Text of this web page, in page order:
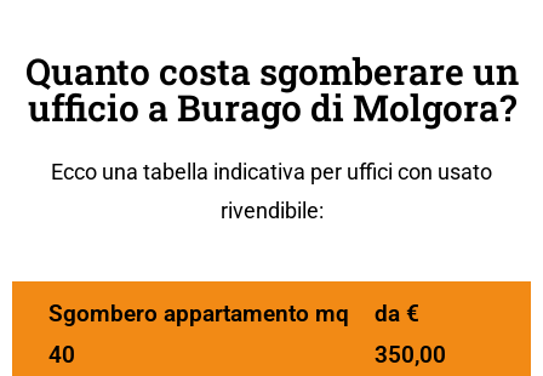
Quanto costa sgomberare un
ufficio a Burago di Molgora?
Ecco una tabella indicativa per uffici con usato
rivendibile:
Sgombero appartamento mq
40
da €
350,00